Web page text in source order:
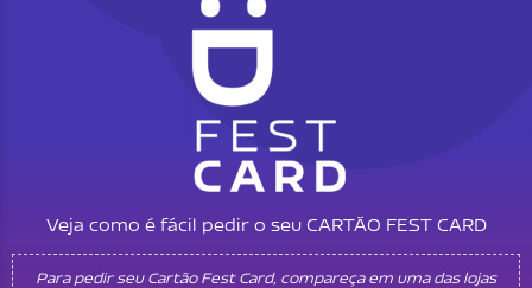
Veja como é fácil pedir o seu CARTÃO FEST CARD
Para pedir seu Cartão Fest Card, compareça em uma das lojas